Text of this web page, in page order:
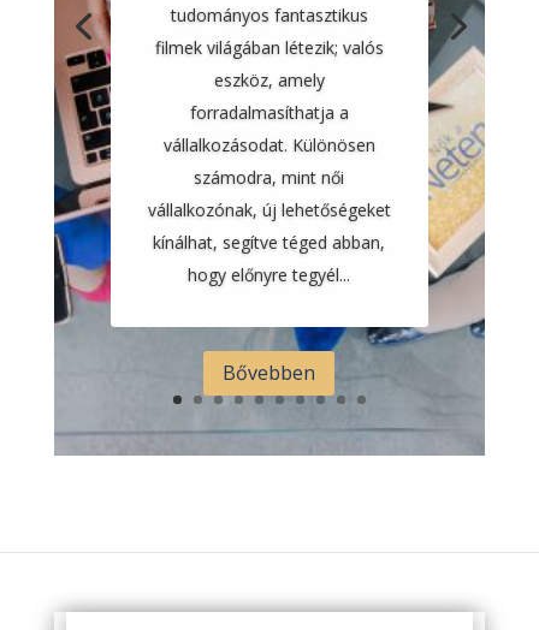
tudományos fantasztikus
filmek világában létezik; valós
eszköz, amely
forradalmasíthatja a
vállalkozásodat. Különösen
számodra, mint női
vállalkozónak, új lehetőségeket
kínálhat, segítve téged abban,
hogy előnyre tegyél...
Bővebben